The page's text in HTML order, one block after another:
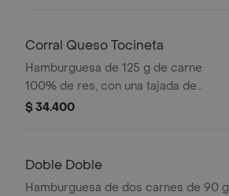
Corral Queso Tocineta
Hamburguesa de 125 g de carne
100% de res, con una tajada de
queso tipo mozzarella, tocineta,
$ 34.400
Doble Doble
Hamburguesa de dos carnes de 90 g